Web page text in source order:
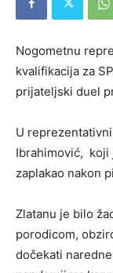
Nogometnu
kvalifikacija za
prijateljski duel
U
Ibrahimović, koji
zaplakao nakon
Zlatanu je bilo
porodicom,
dočekati